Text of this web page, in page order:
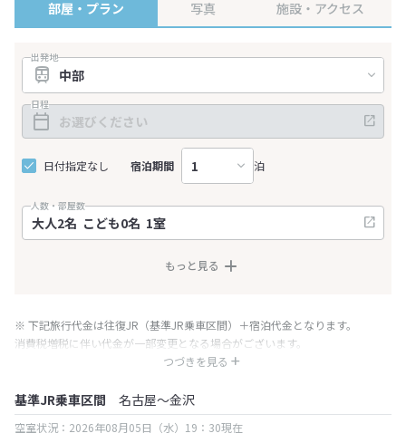
部屋・プラン 写真 施設・アクセス
出発地
日程
日付指定なし 宿泊期間 泊
人数・部屋数
もっと見る
つづきを見る
※ 下記旅行代金は往復JR（基準JR乗車区間）＋宿泊代金となります。
消費税増税に伴い代金が一部変更となる場合がございます。
※ 表示されている旅行代金・プラン内容は一定時間ごとに更新されます。最
基準JR乗車区間 名古屋～金沢
空室状況：2026年08月05日（水）19：30現在